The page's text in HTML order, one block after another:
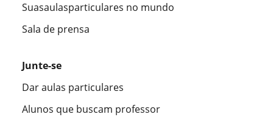
Suasaulasparticulares no mundo
Sala de prensa
Junte-se
Dar aulas particulares
Alunos que buscam professor